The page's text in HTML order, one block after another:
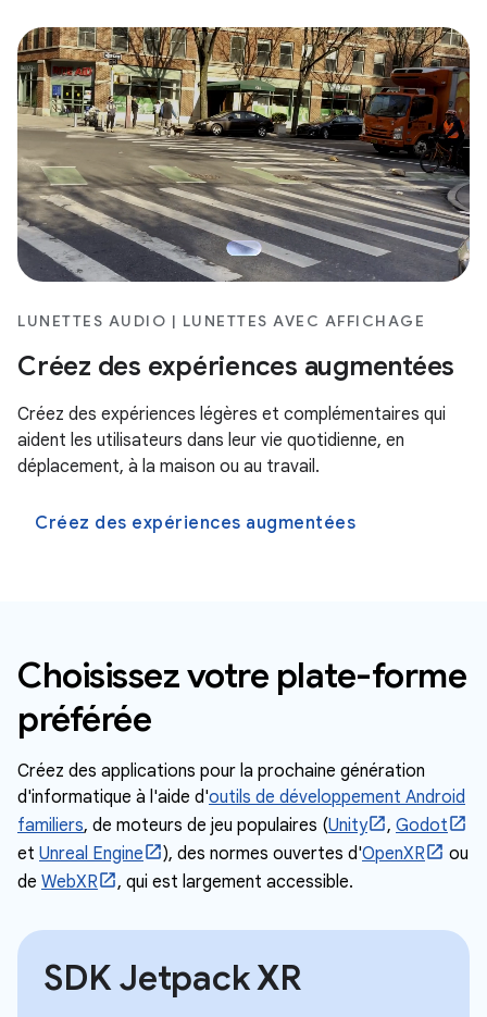
LUNETTES AUDIO | LUNETTES AVEC AFFICHAGE
Créez des expériences augmentées
Créez des expériences légères et complémentaires qui
aident les utilisateurs dans leur vie quotidienne, en
déplacement, à la maison ou au travail.
Créez des expériences augmentées
Choisissez votre plate-forme
préférée
Créez des applications pour la prochaine génération
d'informatique à l'aide d'outils de développement Android
familiers, de moteurs de jeu populaires (Unity , Godot
et Unreal Engine ), des normes ouvertes d'OpenXR
ou
de WebXR , qui est largement accessible.
SDK Jetpack XR